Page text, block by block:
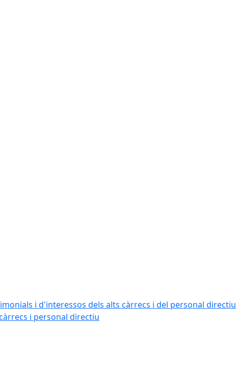
i d'interessos dels alts càrrecs i del personal directiu
i personal directiu